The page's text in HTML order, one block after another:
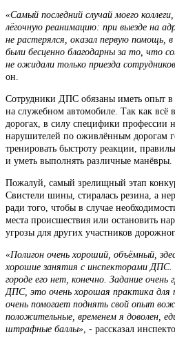
«Самый последний случай моего
лёгочную реанимацию: при выезде на
не растерялся, оказал первую помощь,
были бесценно благодарны за то, что
не ожидали только приезда
он.
Сотрудники ДПС обязаны иметь опыт в
на служебном автомобиле. Так как всё
дорогах, в силу специфики профессии
нарушителей по оживлённым дорогам
тренировать быстроту реакции,
и уметь выполнять различные манёвры.
Пожалуй, самый зрелищный этап
Свистели шины, стиралась резина, а
ради того, чтобы в случае
места происшествия или остановить
угрозы для других участников
«Полигон очень хороший, объёмный,
хорошие занятия с инспекторами
городе его нет, конечно. Задание
ДПС, это очень хорошая практика для
очень помогает поднять свой опыт
положительные, временем я доволен,
штрафные баллы» , - рассказал